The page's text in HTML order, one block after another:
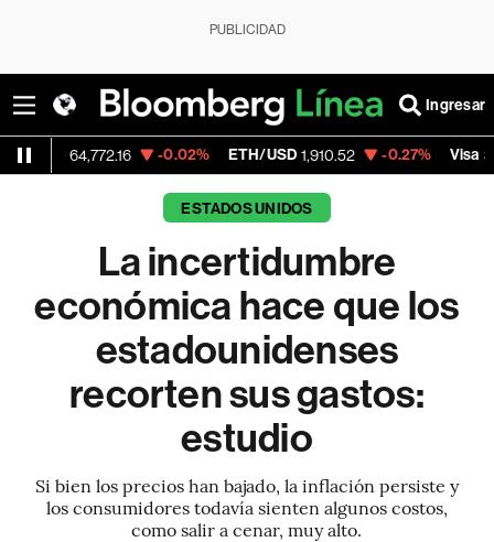
PUBLICIDAD
Ingresar
-0.02% ETH/USD 1,910.52 -0.27% Visa 368.54 -
ESTADOS UNIDOS
La incertidumbre
económica hace que los
estadounidenses
recorten sus gastos:
estudio
Si bien los precios han bajado, la inflación persiste y
los consumidores todavía sienten algunos costos,
como salir a cenar, muy alto.